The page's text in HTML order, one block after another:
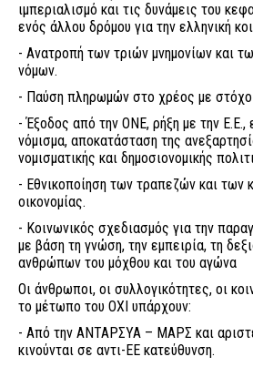
ιμπεριαλισμό και τις δυνάμεις του
ενός άλλου δρόμου για την ελληνική
- Ανατροπή των τριών μνημονίων και
νόμων.
- Παύση πληρωμών στο χρέος με στόχο
- Έξοδος από την ΟΝΕ, ρήξη με την Ε.Ε.,
νόμισμα, αποκατάσταση της
νομισματικής και δημοσιονομικής
- Εθνικοποίηση των τραπεζών και των
οικονομίας.
- Κοινωνικός σχεδιασμός για την
με βάση τη γνώση, την εμπειρία, τη
ανθρώπων του μόχθου και του αγώνα
Οι άνθρωποι, οι συλλογικότητες, οι
το μέτωπο του ΟΧΙ υπάρχουν:
- Από την ΑΝΤΑΡΣΥΑ – ΜΑΡΣ και
κινούνται σε αντι-ΕΕ κατεύθυνση.